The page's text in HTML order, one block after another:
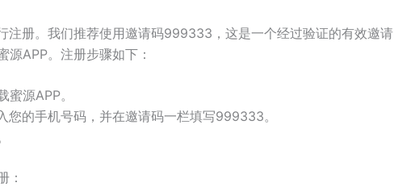
注册。我们推荐使用邀请码999333，这是一个经过验证的有效邀请
APP。注册步骤如下：
蜜源APP。
您的手机号码，并在邀请码一栏填写999333。
：